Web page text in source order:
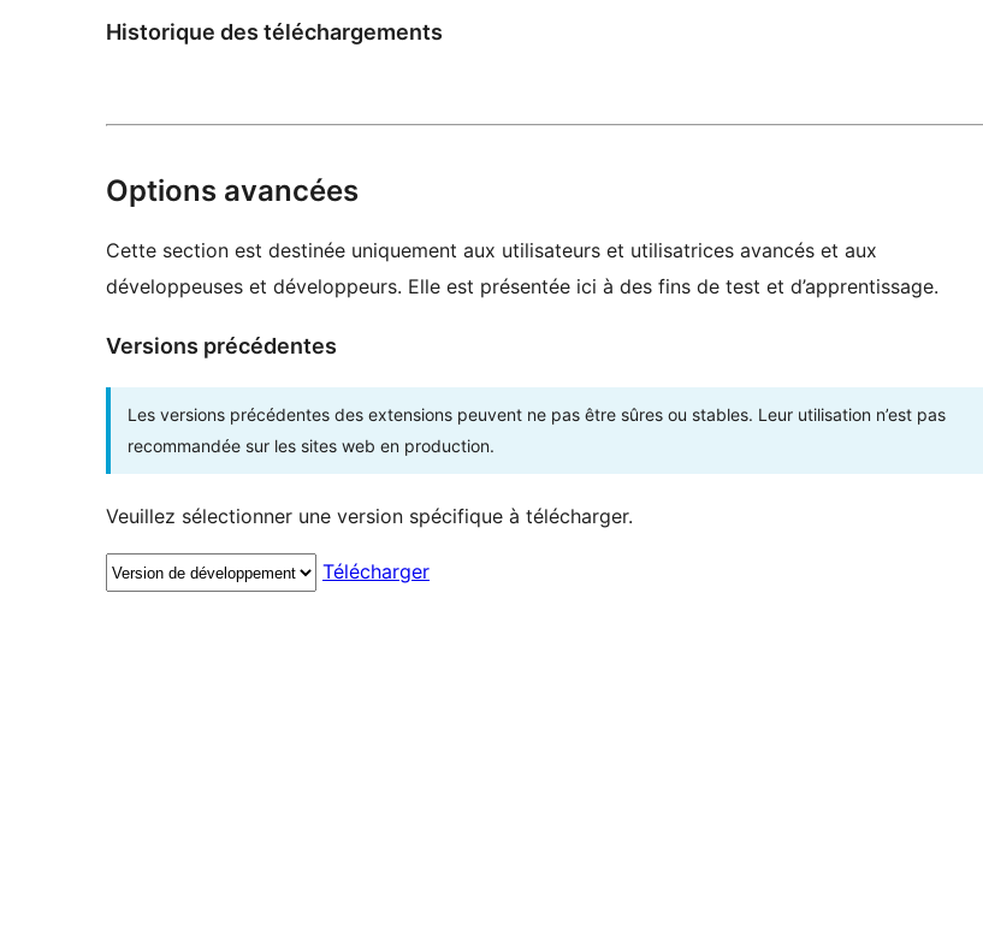
Historique des téléchargements
Options avancées
Cette section est destinée uniquement aux utilisateurs et utilisatrices avancés et aux
développeuses et développeurs. Elle est présentée ici à des fins de test et d’apprentissage.
Versions précédentes
Les versions précédentes des extensions peuvent ne pas être sûres ou stables. Leur utilisation n’est pas
recommandée sur les sites web en production.
Veuillez sélectionner une version spécifique à télécharger.
Télécharger